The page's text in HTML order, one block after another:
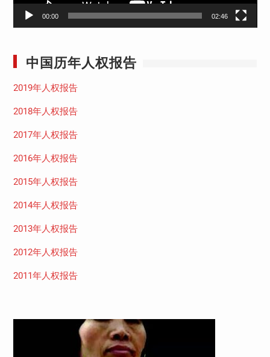
00:00 02:46
中国历年人权报告
2019年人权报告
2018年人权报告
2017年人权报告
2016年人权报告
2015年人权报告
2014年人权报告
2013年人权报告
2012年人权报告
2011年人权报告